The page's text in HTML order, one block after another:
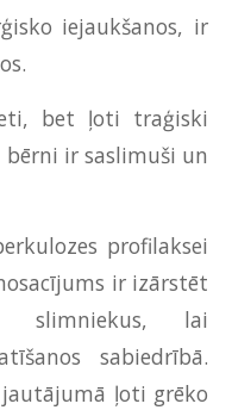
iejaukšanos, ir
bet ļoti traģiski
ir saslimuši un
profilaksei
ir izārstēt
slimniekus, lai
sabiedrībā.
ļoti grēko